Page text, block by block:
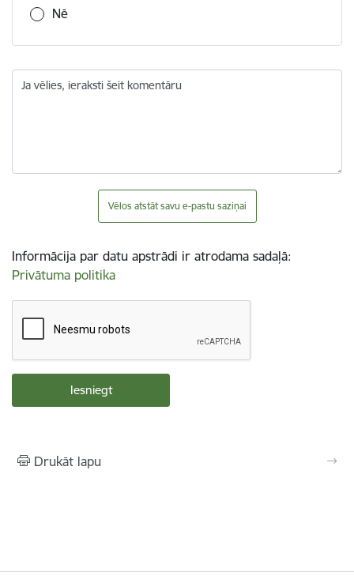
Nē
Ja vēlies, ieraksti šeit komentāru
Vēlos atstāt savu e-pastu saziņai
Informācija par datu apstrādi ir atrodama sadaļā:
Privātuma politika
Drukāt lapu